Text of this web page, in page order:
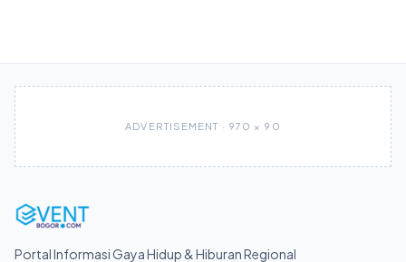
ADVERTISEMENT · 970 × 90
Portal Informasi Gaya Hidup & Hiburan Regional